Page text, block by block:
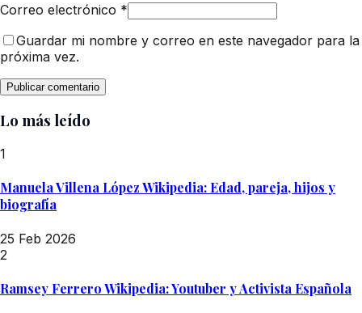
Correo electrónico *
Guardar mi nombre y correo en este navegador para la
próxima vez.
Lo más leído
1
Manuela Villena López Wikipedia: Edad, pareja, hijos y
biografía
25 Feb 2026
2
Ramsey Ferrero Wikipedia: Youtuber y Activista Española